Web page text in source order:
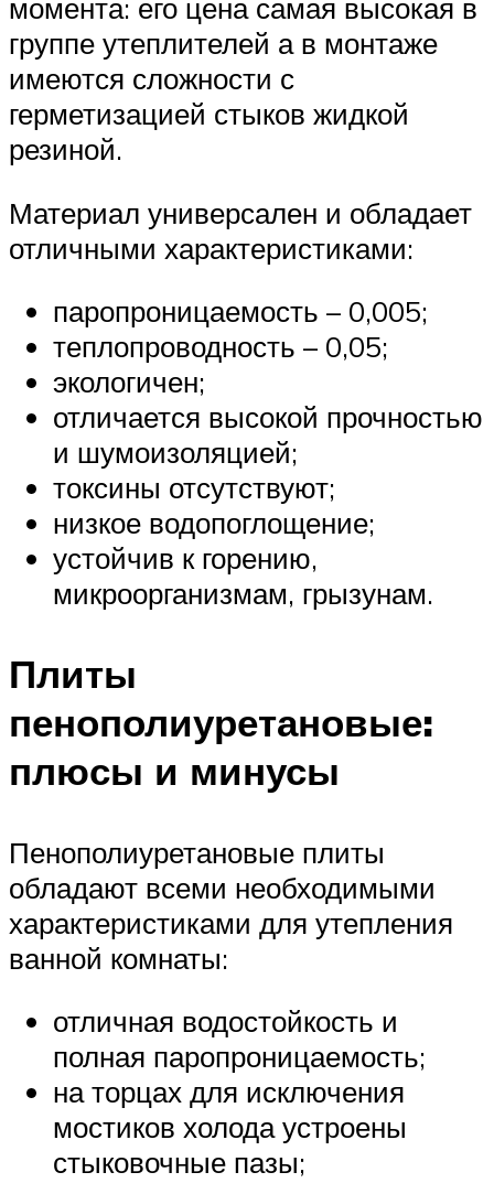
момента: его цена самая высокая в
группе утеплителей а в монтаже
имеются сложности с
герметизацией стыков жидкой
резиной.
Материал универсален и обладает
отличными характеристиками:
паропроницаемость – 0,005;
теплопроводность – 0,05;
экологичен;
отличается высокой прочностью
и шумоизоляцией;
токсины отсутствуют;
низкое водопоглощение;
устойчив к горению,
микроорганизмам, грызунам.
Плиты
пенополиуретановые:
плюсы и минусы
Пенополиуретановые плиты
обладают всеми необходимыми
характеристиками для утепления
ванной комнаты:
отличная водостойкость и
полная паропроницаемость;
на торцах для исключения
мостиков холода устроены
стыковочные пазы;